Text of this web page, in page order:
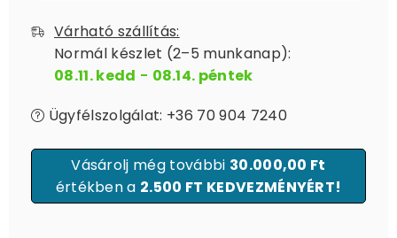
Várható szállítás:
Normál készlet (2–5 munkanap):
08.11. kedd - 08.14. péntek
Ügyfélszolgálat: +36 70 904 7240
Vásárolj még további 30.000,00 Ft
értékben a 2.500 FT KEDVEZMÉNYÉRT!